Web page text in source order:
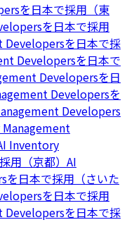
を日本で採用（東
を日本で採用
を日本で採
Developersを日本で
Developersを日
Developersを
Developers
Inventory
（京都） AI
日本で採用（さいた
を日本で採用
を日本で採